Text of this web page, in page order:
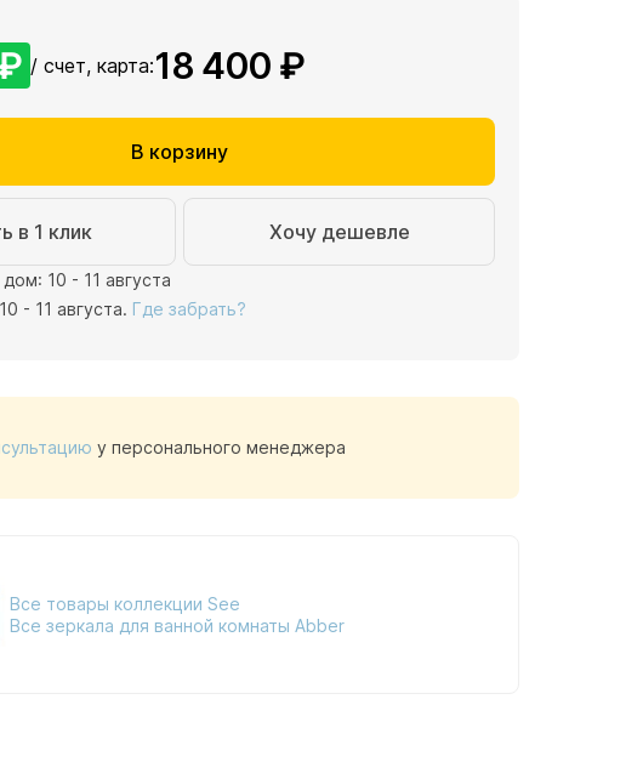
/ счет, карта:18 400 ₽
В корзину
в 1 клик Хочу дешевле
10 - 11 августа
- 11 августа. Где забрать?
у персонального менеджера
Все товары коллекции See
Все зеркала для ванной комнаты Abber